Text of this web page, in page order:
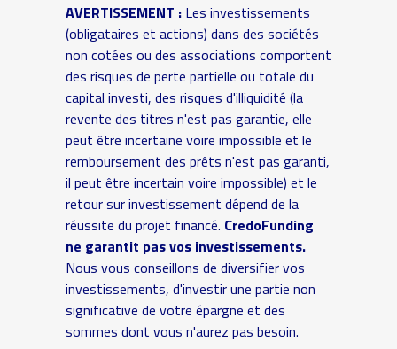
AVERTISSEMENT :Les investissements
(obligataires et actions) dans des sociétés
non cotées ou des associations comportent
des risques de perte partielle ou totale du
capital investi, des risques d'illiquidité (la
revente des titres n'est pas garantie, elle
peut être incertaine voire impossible et le
remboursement des prêts n'est pas garanti,
il peut être incertain voire impossible) et le
retour sur investissement dépend de la
réussite du projet financé. CredoFunding
ne garantit pas vos investissements.
Nous vous conseillons de diversifier vos
investissements, d'investir une partie non
significative de votre épargne et des
sommes dont vous n'aurez pas besoin.